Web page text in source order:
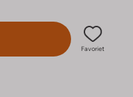
Favoriet